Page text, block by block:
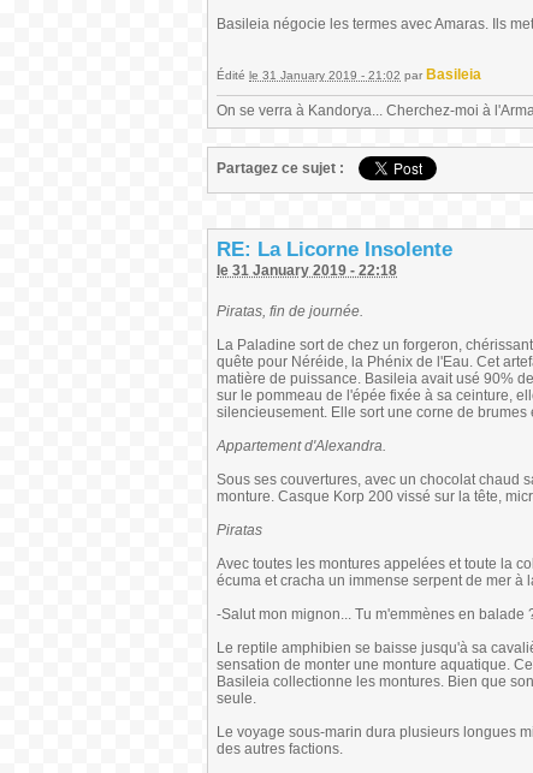
Basileia négocie les termes avec Amaras. Ils
Édité le 31 January 2019 - 21:02 par Basileia
On se verra à Kandorya... Cherchez-moi à
Partagez ce sujet :
RE: La Licorne Insolente
le 31 January 2019 - 22:18
Piratas, fin de journée.
La Paladine sort de chez un forgeron,
quête pour Néréide, la Phénix de l'Eau. Cet
matière de puissance. Basileia avait usé 90%
sur le pommeau de l'épée fixée à sa ceinture,
silencieusement. Elle sort une corne de brumes
Appartement d'Alexandra.
Sous ses couvertures, avec un chocolat chaud
monture. Casque Korp 200 vissé sur la tête,
Piratas
Avec toutes les montures appelées et toute la
écuma et cracha un immense serpent de mer
-Salut mon mignon... Tu m'emmènes en balade
Le reptile amphibien se baisse jusqu'à sa
sensation de monter une monture aquatique.
Basileia collectionne les montures. Bien que
seule.
Le voyage sous-marin dura plusieurs longues
des autres factions.